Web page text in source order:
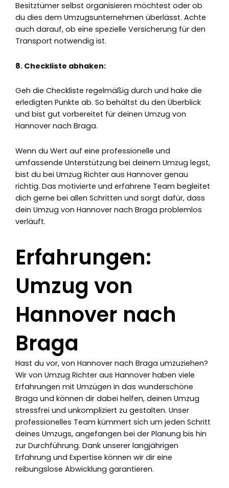
Besitztümer selbst organisieren möchtest oder ob
du dies dem Umzugsunternehmen überlässt. Achte
auch darauf, ob eine spezielle Versicherung für den
Transport notwendig ist.
8. Checkliste abhaken:
Geh die Checkliste regelmäßig durch und hake die
erledigten Punkte ab. So behältst du den Überblick
und bist gut vorbereitet für deinen Umzug von
Hannover nach Braga.
Wenn du Wert auf eine professionelle und
umfassende Unterstützung bei deinem Umzug legst,
bist du bei Umzug Richter aus Hannover genau
richtig. Das motivierte und erfahrene Team begleitet
dich gerne bei allen Schritten und sorgt dafür, dass
dein Umzug von Hannover nach Braga problemlos
verläuft.
Erfahrungen:
Umzug von
Hannover nach
Braga
Hast du vor, von Hannover nach Braga umzuziehen?
Wir von Umzug Richter aus Hannover haben viele
Erfahrungen mit Umzügen in das wunderschöne
Braga und können dir dabei helfen, deinen Umzug
stressfrei und unkompliziert zu gestalten. Unser
professionelles Team kümmert sich um jeden Schritt
deines Umzugs, angefangen bei der Planung bis hin
zur Durchführung. Dank unserer langjährigen
Erfahrung und Expertise können wir dir eine
reibungslose Abwicklung garantieren.